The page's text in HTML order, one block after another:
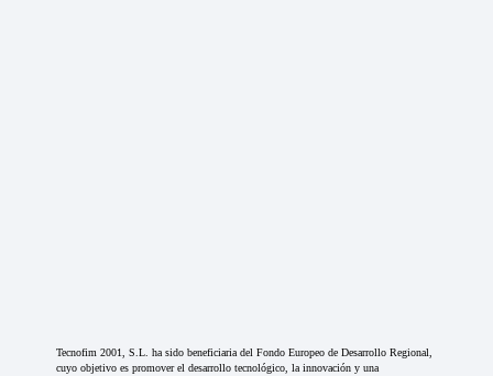
Tecnofim 2001, S.L. ha sido beneficiaria del Fondo Europeo de Desarrollo Regional,
cuyo objetivo es promover el desarrollo tecnológico, la innovación y una